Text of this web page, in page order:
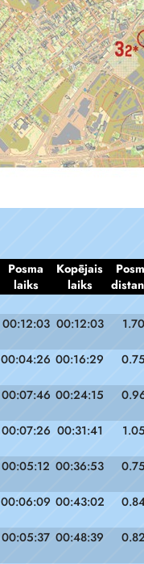
Posma
laiks
Kopējais
laiks
00:12:03 00:12:03 1.70
00:04:26 00:16:29
00:07:46 00:24:15
00:07:26 00:31:41
00:05:12 00:36:53
00:06:09 00:43:02
00:05:37 00:48:39